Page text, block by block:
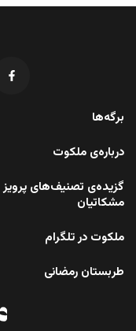
برگه‌ها
درباره‌ی ملکوت
گزیده‌ی تصنیف‌های پرویز
مشکاتیان
ملکوت در تلگرام
طربستان رمضانی